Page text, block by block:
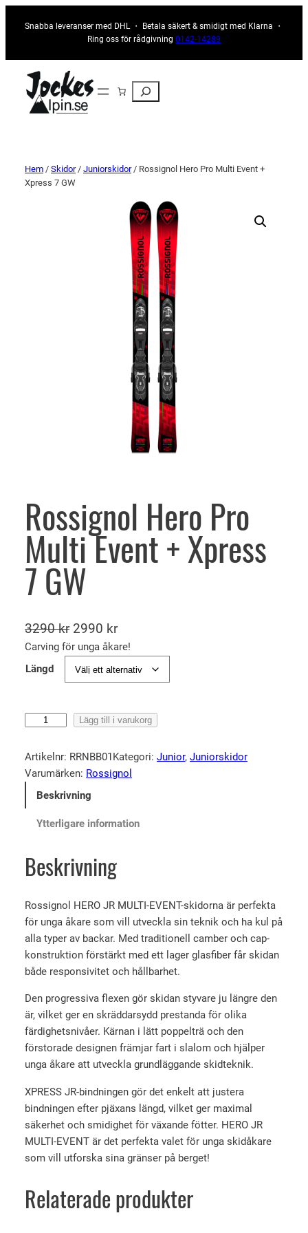
Snabba leveranser med DHL ・ Betala säkert & smidigt med Klarna ・
Ring oss för rådgivning 0142-14289
Sök
Hem / Skidor/ Juniorskidor/ Rossignol Hero Pro Multi Event +
Xpress 7 GW
Rossignol Hero Pro
Multi Event + Xpress
7 GW
3290kr D
e
t
u
s
r
n
g
i
g
a
p
r
i
s
e
t
v
a
r
:
3
2
9
k
2990 krD
e
t
n
v
r
a
d
i
s
e
t
ä
r
:
2
9
9
0
k
r
Carving för unga åkare!
Längd
s
s
H
r
o
P
r
o
u
l
t
i
E
Lägg till i varukorg
Artikelnr: RRNBB01Kategori: Junior, Juniorskidor
Varumärken: Rossignol
Beskrivning
Ytterligare information
Beskrivning
Rossignol HERO JR MULTI-EVENT-skidorna är perfekta
för unga åkare som vill utveckla sin teknik och ha kul på
alla typer av backar. Med traditionell camber och cap-
konstruktion förstärkt med ett lager glasfiber får skidan
både responsivitet och hållbarhet.
Den progressiva flexen gör skidan styvare ju längre den
är, vilket ger en skräddarsydd prestanda för olika
färdighetsnivåer. Kärnan i lätt poppelträ och den
förstorade designen främjar fart i slalom och hjälper
unga åkare att utveckla grundläggande skidteknik.
XPRESS JR-bindningen gör det enkelt att justera
bindningen efter pjäxans längd, vilket ger maximal
säkerhet och smidighet för växande fötter. HERO JR
MULTI-EVENT är det perfekta valet för unga skidåkare
som vill utforska sina gränser på berget!
Relaterade produkter